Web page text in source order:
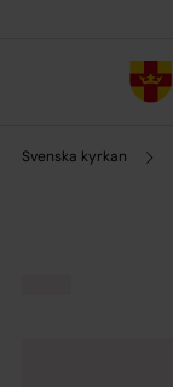
Svenska kyrkan